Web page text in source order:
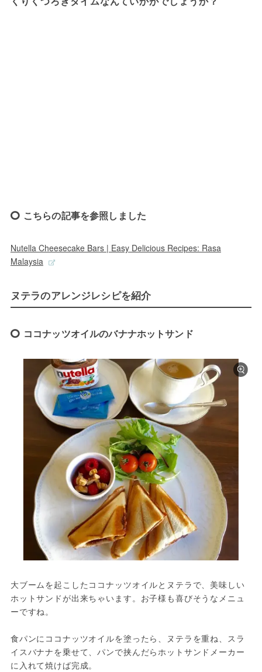
こちらの記事を参照しました
Nutella Cheesecake Bars | Easy Delicious Recipes: Rasa
Malaysia
ヌテラのアレンジレシピを紹介
ココナッツオイルのバナナホットサンド
大ブームを起こしたココナッツオイルとヌテラで、美味しい
ホットサンドが出来ちゃいます。お子様も喜びそうなメニュ
ーですね。
食パンにココナッツオイルを塗ったら、ヌテラを重ね、スラ
イスバナナを乗せて、パンで挟んだらホットサンドメーカー
に入れて焼けば完成。